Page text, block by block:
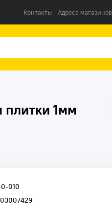
Контакты Адреса магазинов
плитки 1мм
010